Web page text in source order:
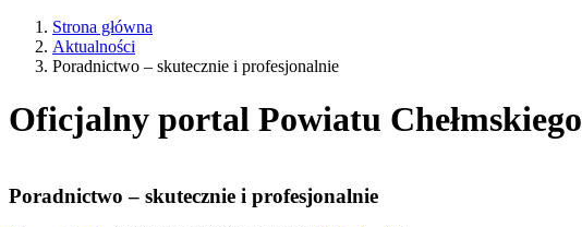
Strona główna
Aktualności
Poradnictwo – skutecznie i profesjonalnie
Oficjalny portal Powiatu Chełmskiego
Poradnictwo – skutecznie i profesjonalnie